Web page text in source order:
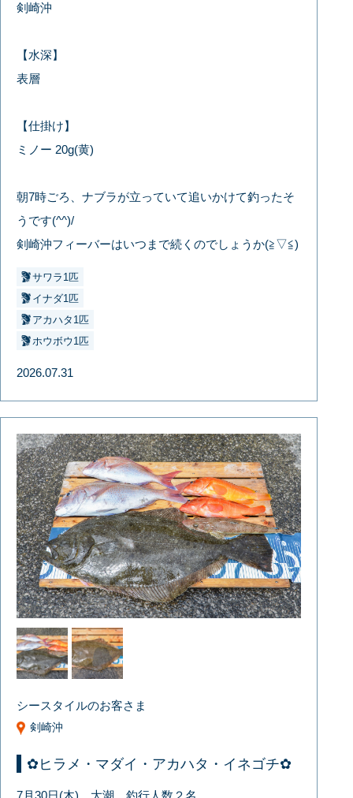
剣崎沖
【水深】
表層
【仕掛け】
ミノー 20g(黄)
朝7時ごろ、ナブラが立っていて追いかけて釣ったそ
うです(^^)/
剣崎沖フィーバーはいつまで続くのでしょうか(≧▽≦)
サワラ1匹
イナダ1匹
アカハタ1匹
ホウボウ1匹
2026.07.31
シースタイルのお客さま
剣崎沖
✿ヒラメ・マダイ・アカハタ・イネゴチ✿
7月30日(木) 大潮 釣行人数２名